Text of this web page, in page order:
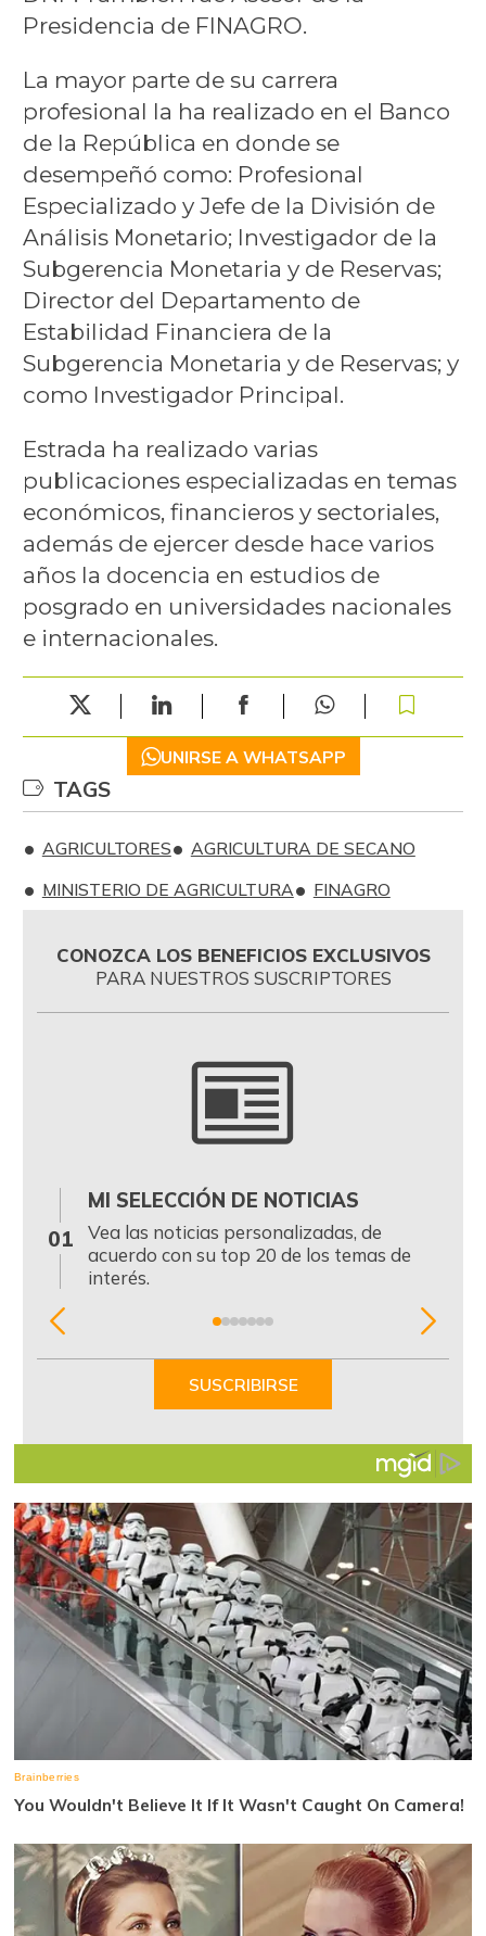
Presidencia de FINAGRO.
La mayor parte de su carrera
profesional la ha realizado en el Banco
de la República en donde se
desempeñó como: Profesional
Especializado y Jefe de la División de
Análisis Monetario; Investigador de la
Subgerencia Monetaria y de Reservas;
Director del Departamento de
Estabilidad Financiera de la
Subgerencia Monetaria y de Reservas; y
como Investigador Principal.
Estrada ha realizado varias
publicaciones especializadas en temas
económicos, financieros y sectoriales,
además de ejercer desde hace varios
años la docencia en estudios de
posgrado en universidades nacionales
e internacionales.​
UNIRSE A WHATSAPP
TAGS
AGRICULTORES
AGRICULTURA DE SECANO
MINISTERIO DE AGRICULTURA
FINAGRO
CONOZCA LOS BENEFICIOS EXCLUSIVOS
PARA NUESTROS SUSCRIPTORES
01
MI SELECCIÓN DE NOTICIAS
Vea las noticias personalizadas, de
acuerdo con su top 20 de los temas de
interés.
Item
SUSCRIBIRSE